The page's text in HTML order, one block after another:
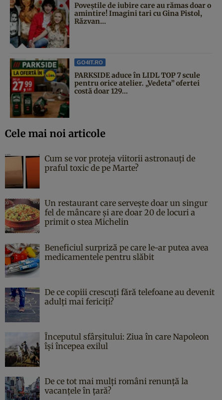
Poveştile de iubire care au rămas doar o
amintire! Imagini tari cu Gina Pistol,
Răzvan...
GO4IT.RO
PARKSIDE aduce în LIDL TOP 7 scule
pentru orice atelier. „Vedeta” ofertei
costă doar 129...
Cele mai noi articole
Cum se vor proteja viitorii astronauți de
praful toxic de pe Marte?
Un restaurant care servește doar un singur
fel de mâncare și are doar 20 de locuri a
primit o stea Michelin
Beneficiul surpriză pe care le-ar putea avea
medicamentele pentru slăbit
De ce copiii crescuți fără telefoane au devenit
adulți mai fericiți?
Începutul sfârşitului: Ziua în care Napoleon
îşi începea exilul
De ce tot mai mulți români renunță la
vacanțele în țară?